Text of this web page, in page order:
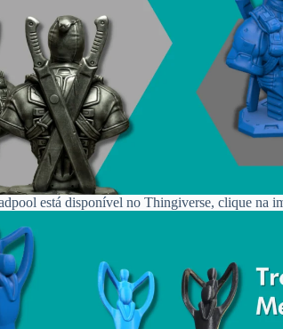
está disponível no Thingiverse, clique na